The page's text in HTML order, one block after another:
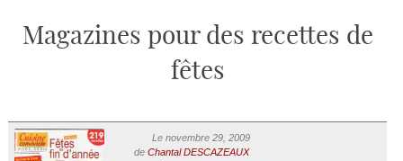
Magazines pour des recettes de
fêtes
Le novembre 29, 2009
de Chantal DESCAZEAUX